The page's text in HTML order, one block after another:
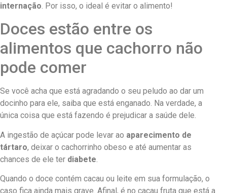
internação. Por isso, o ideal é evitar o alimento!
Doces estão entre os
alimentos que cachorro não
pode comer
Se você acha que está agradando o seu peludo ao dar um
docinho para ele, saiba que está enganado. Na verdade, a
única coisa que está fazendo é prejudicar a saúde dele.
A ingestão de açúcar pode levar ao aparecimento de
tártaro, deixar o cachorrinho obeso e até aumentar as
chances de ele ter diabete
Quando o doce contém cacau ou leite em sua formulação, o
caso fica ainda mais grave. Afinal, é no cacau fruta que está a